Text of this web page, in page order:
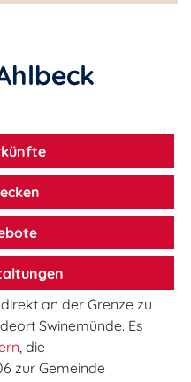
an der Grenze zu
Swinemünde. Es
, die
zur Gemeinde